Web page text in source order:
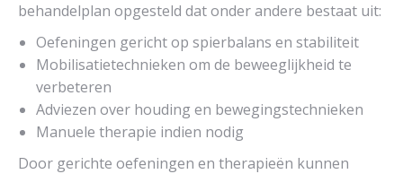
behandelplan opgesteld dat onder andere bestaat uit:
Oefeningen gericht op spierbalans en stabiliteit
Mobilisatietechnieken om de beweeglijkheid te
verbeteren
Adviezen over houding en bewegingstechnieken
Manuele therapie indien nodig
Door gerichte oefeningen en therapieën kunnen